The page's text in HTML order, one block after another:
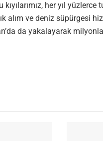
her yıl
alım ve deniz süpürgesi
da yakalayarak